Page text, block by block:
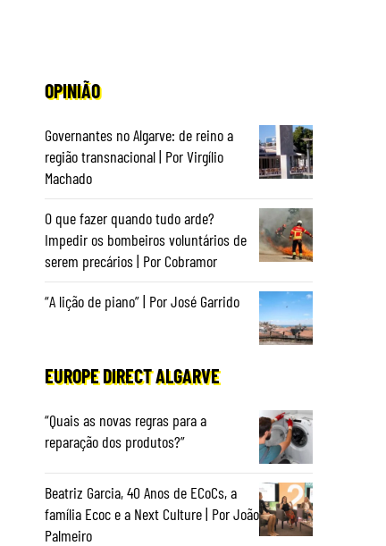
OPINIÃO
Governantes no Algarve: de reino a
região transnacional | Por Virgílio
Machado
O que fazer quando tudo arde?
Impedir os bombeiros voluntários de
serem precários | Por Cobramor
“A lição de piano” | Por José Garrido
EUROPE DIRECT ALGARVE
“Quais as novas regras para a
reparação dos produtos?”
Beatriz Garcia, 40 Anos de ECoCs, a
família Ecoc e a Next Culture | Por João
Palmeiro